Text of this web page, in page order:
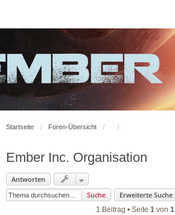
Startseite Foren-Übersicht
Ember Inc. Organisation
Antworten
Suche
Erweiterte Suche
1 Beitrag • Seite 1 von 1